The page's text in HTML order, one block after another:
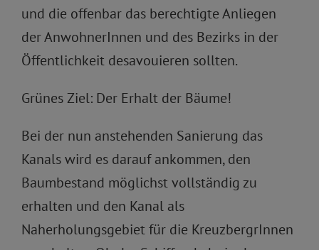
und die offenbar das berechtigte Anliegen
der AnwohnerInnen und des Bezirks in der
Öffentlichkeit desavouieren sollten.
Grünes Ziel: Der Erhalt der Bäume!
Bei der nun anstehenden Sanierung das
Kanals wird es darauf ankommen, den
Baumbestand möglichst vollständig zu
erhalten und den Kanal als
Naherholungsgebiet für die KreuzbergrInnen